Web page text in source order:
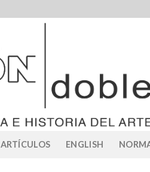
ARTÍCULOS ENGLISH